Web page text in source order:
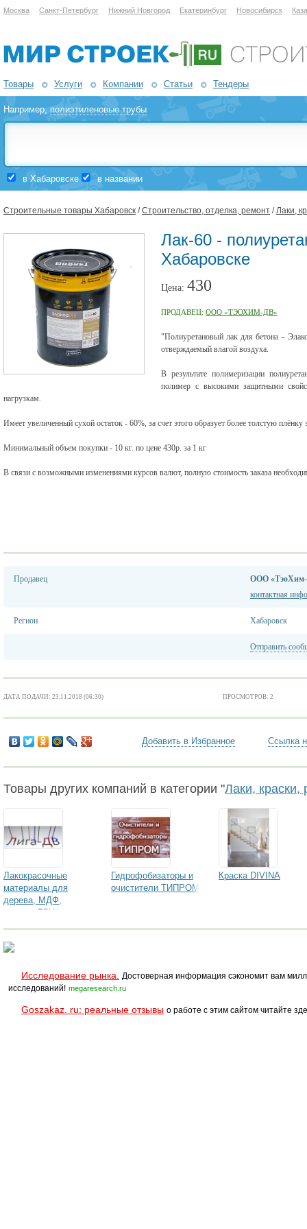
Москва Санкт-Петербург Нижний Новгород Екатеринбург Новосибирск
Товары Услуги Компании Статьи Тендеры
Например,полиэтиленовые трубы
в Хабаровске в названии
Строительные товары Хабаровск /Строительство, отделка, ремонт /Лаки,
Лак-60 -
Хабаровске
Цена: 430
ПРОДАВЕЦ: ООО «ТЭОХИМ-ДВ»
"Полиуретановый лак для бетона –
отверждаемый влагой воздуха.
В результате полимеризации
полимер с высокими защитными
нагрузкам.
Имеет увеличенный сухой остаток - 60%, за счет этого образует более толстую плёнку
Минимальный объем покупки - 10 кг. по цене 430р. за 1 кг
В связи с возможными изменениями курсов валют, полную стоимость заказа
Продавец
ООО
контактная
Регион Хабаровск
Отправить
ДАТА ПОДАЧИ: 23.11.2018 (06:30) ПРОСМОТРОВ: 2
Добавить в Избранное Ссылка
Товары других компаний в категории "Лаки, краски,
Лакокрасочные
материалы для
дерева, МДФ,
стекла, ПВХ и т.д.
Гидрофобизаторы и
очистители ТИПРОМ
Краска DIVINA
Исследование рынка.
Достоверная информация сэкономит вам
исследований! megaresearch.ru
Goszakaz. ru: реальные отзывы о работе с этим сайтом читайте